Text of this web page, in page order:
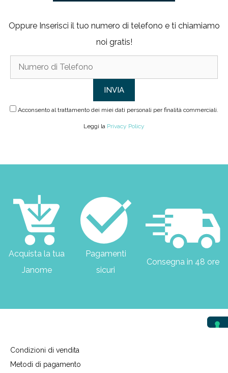
Oppure Inserisci il tuo numero di telefono e ti chiamiamo
noi gratis!
Acconsento al trattamento dei miei dati personali per finalità commerciali.
Leggi la Privacy Policy
Acquista la tua
Janome
Pagamenti
sicuri
Consegna in 48 ore
Condizioni di vendita
Metodi di pagamento